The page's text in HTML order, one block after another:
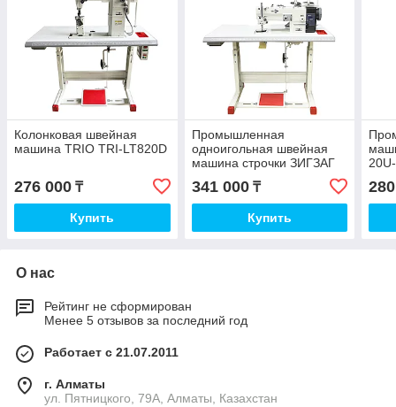
Колонковая швейная
машина TRIO TRI-LT820D
276 000 ₸
Купить
Промышленная
одноигольная швейная
машина строчки ЗИГЗАГ
TRIO TRI-LT1530D
341 000₸
Купить
О нас
Рейтинг не сформирован
Менее 5 отзывов за последний год
Работает с 21.07.2011
г. Алматы
ул. Пятницкого, 79А, Алматы, Казахстан